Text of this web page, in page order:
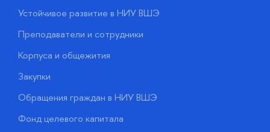
Устойчивое развитие в НИУ ВШЭ
Преподаватели и сотрудники
Корпуса и общежития
Закупки
Обращения граждан в НИУ ВШЭ
Фонд целевого капитала